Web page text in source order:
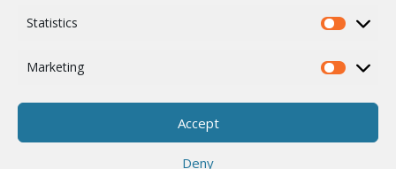
Statistics Statistics
Marketing Marketing
Accept
Deny
Ostatní
Whistleblowing